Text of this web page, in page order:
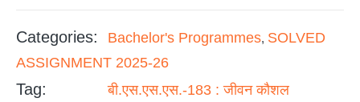
Categories: Bachelor's Programmes, SOLVED
ASSIGNMENT 2025-26
Tag:
बी.एस.एस.एस.-183 : जीवन कौशल